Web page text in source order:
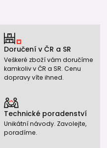
Doručení v ČR a SR
Veškeré zboží vám doručíme
kamkoliv v ČR a SR. Cenu
dopravy víte ihned.
Technické poradenství
Unikátní návody. Zavolejte,
poradíme.